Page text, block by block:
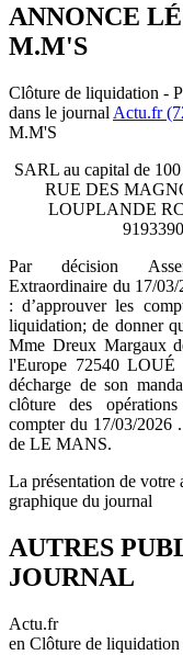
ANNONCE
M.M'S
Clôture de liquidation -
dans le journal Actu.fr
M.M'S
SARL au capital de
RUE DES
LOUPLANDE
Par décision
Extraordinaire du 17/
: d’approuver les
liquidation; de donner
Mme Dreux Margaux
l'Europe 72540 LOUÉ
décharge de son
clôture des
compter du 17/03/2026
de LE MANS.
La présentation de votre
graphique du journal
AUTRES
JOURNAL
Actu.fr
en Clôture de liquidation